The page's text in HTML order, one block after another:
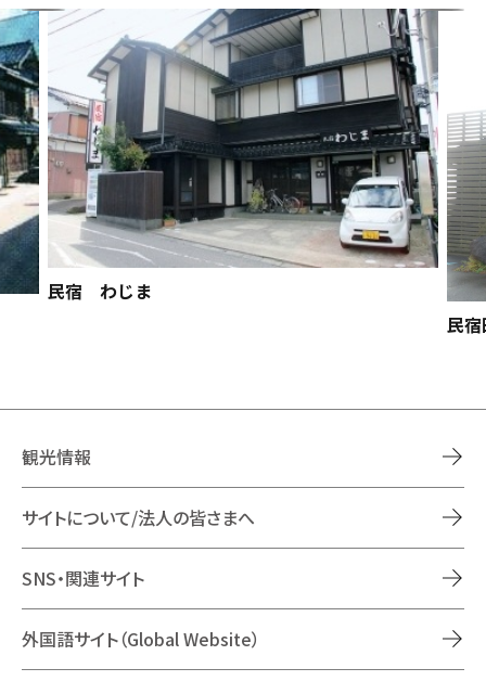
民宿 わじま
民
観光情報
サイトについて/法人の皆さまへ
SNS・関連サイト
外国語サイト（Global Website）